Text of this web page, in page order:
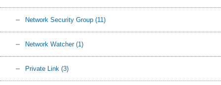
Network Security Group (11)
Network Watcher (1)
Private Link (3)